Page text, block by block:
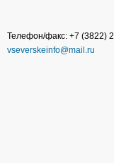
Телефон/факс: +7 (3822)
vseverskeinfo@mail.ru